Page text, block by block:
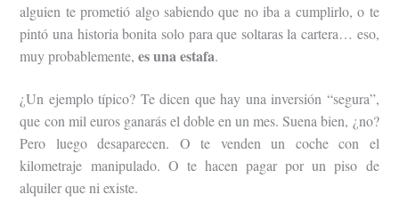
alguien te prometió algo sabiendo que no iba a cumplirlo, o te
pintó una historia bonita solo para que soltaras la cartera… eso,
muy probablemente,es una estafa.
¿Un ejemplo típico? Te dicen que hay una inversión “segura”,
que con mil euros ganarás el doble en un mes. Suena bien, ¿no?
Pero luego desaparecen. O te venden un coche con el
kilometraje manipulado. O te hacen pagar por un piso de
alquiler que ni existe.